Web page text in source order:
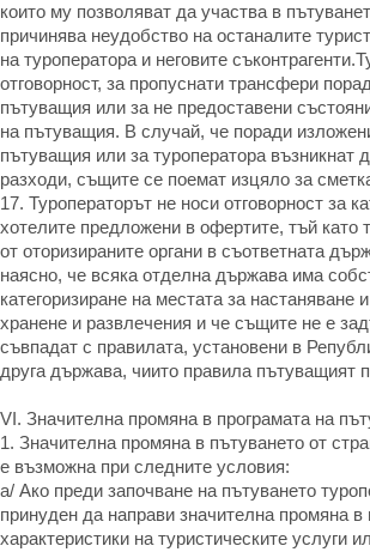
които му позволяват да участва в
причинява неудобство на останалите
на туроператора и неговите
отговорност, за пропуснати трансфери
пътуващия или за не предоставени
на пътуващия. В случай, че поради
пътуващия или за туроператора възникнат
разходи, същите се поемат изцяло за
17. Туроператорът не носи отговорност за
хотелите предложени в офертите, тъй като
от оторизираните органи в съответната
наясно, че всяка отделна държава има
категоризиране на местата за настаняване
хранене и развлечения и че същите не е
съвпадат с правилата, установени в
друга държава, чиито правила пътуващият
VІ. Значителна промяна в програмата на
1. Значителна промяна в пътуването от
е възможна при следните условия:
а/ Ако преди започване на пътуването
принуден да направи значителна промяна в
характеристики на туристическите услуги